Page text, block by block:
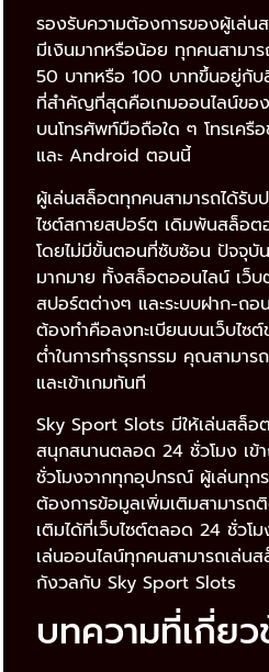
รองรับความต้องการของผู้เล่น
มีเงินมากหรือน้อย ทุกคนสามา
50 บาทหรือ 100 บาทขึ้นอยู่กับ
ที่สำคัญที่สุดคือเกมออนไลน์ขอ
บนโทรศัพท์มือถือใด ๆ โทรเครื
และ Android ตอนนี้
ผู้เล่นสล็อตทุกคนสามารถได้รับป
ไซต์สกายสปอร์ต เดิมพันสล็อ
โดยไม่มีขั้นตอนที่ซับซ้อน ปัจจุบั
มากมาย ทั้งสล็อตออนไลน์ เว็
สปอร์ตต่างๆ และระบบฝาก-ถ
ต้องทำคือลงทะเบียนบนเว็บไซต์
ต่ำในการทำธุรกรรม คุณสามา
และเข้าเกมทันที
Sky Sport Slots มีให้เล่นสล็อ
สนุกสนานตลอด 24 ชั่วโมง เ
ชั่วโมงจากทุกอุปกรณ์ ผู้เล่นทุก
ต้องการข้อมูลเพิ่มเติมสามารถ
เติมได้ที่เว็บไซต์ตลอด 24 ชั่วโ
เล่นออนไลน์ทุกคนสามารถเล่น
กังวลกับ Sky Sport Slots
บทความที่เกี่ย